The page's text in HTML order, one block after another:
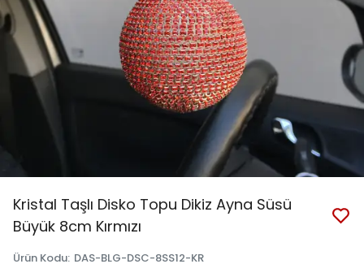
Kristal Taşlı Disko Topu Dikiz Ayna Süsü
Büyük 8cm Kırmızı
Ürün Kodu: DAS-BLG-DSC-8SS12-KR